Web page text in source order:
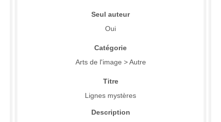
Seul auteur
Oui
Catégorie
Arts de l'image > Autre
Titre
Lignes mystères
Description